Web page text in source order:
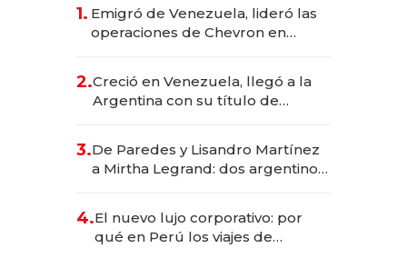
1. Emigró de Venezuela, lideró las
operaciones de Chevron en
2.Creció en Venezuela, llegó a la
Argentina con su título de
las marcas "fast premium"
3.De Paredes y Lisandro Martínez
a Mirtha Legrand: dos argentinos
4.El nuevo lujo corporativo: por
qué en Perú los viajes de